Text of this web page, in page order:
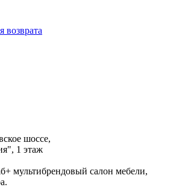
возврата
шоссе,
1 этаж
мультибрендовый салон мебели,